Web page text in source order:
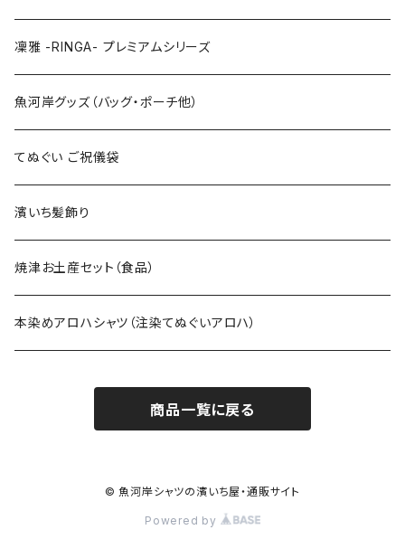
特大3Lサイズ
130cm
上下セット
凜雅 -RINGA- プレミアムシリーズ
魚河岸グッズ（バッグ・ポーチ他）
てぬぐい ご祝儀袋
濱いち髪飾り
焼津お土産セット（食品）
本染めアロハシャツ（注染てぬぐいアロハ）
商品一覧に戻る
© 魚河岸シャツの濱いち屋・通販サイト
Powered by